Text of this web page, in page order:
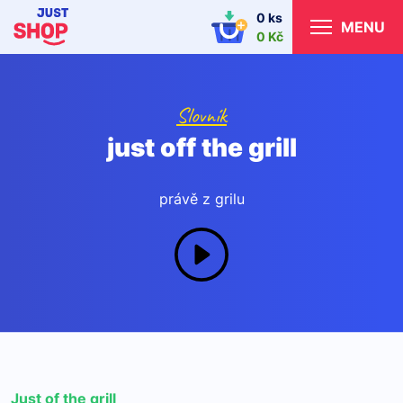
0 ks
0 Kč
MENU
Slovník
just off the grill
právě z grilu
Just of the grill